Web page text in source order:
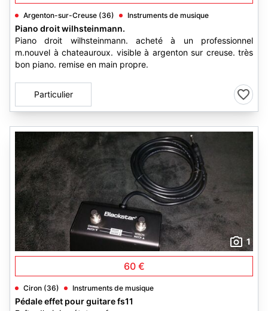
Argenton-sur-Creuse (36) Instruments de musique
Piano droit wilhsteinmann.
Piano droit wilhsteinmann. acheté à un professionnel
m.nouvel à chateauroux. visible à argenton sur creuse. très
bon piano. remise en main propre.
Particulier
1
60 €
Ciron (36) Instruments de musique
Pédale effet pour guitare fs11